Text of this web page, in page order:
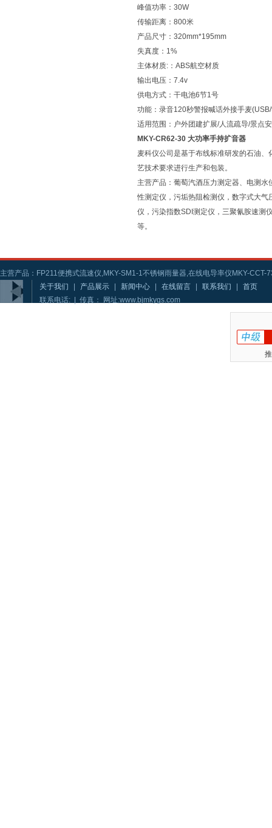
峰值功率：30W
传输距离：800米
产品尺寸：320mm*195mm
失真度：1%
主体材质:：ABS航空材质
输出电压：7.4v
供电方式：干电池6节1号
功能：录音120秒警报喊话外接手麦
适用范围：户外团建扩展/人流疏导/景点
MKY-CR62-30 大功率手持扩音器
麦科仪公司是基于布线标准研发的石油
艺技术要求进行生产和包装。
主营产品：葡萄汽酒压力测定器、电测
性测定仪，污垢热阻检测仪，数字式大
仪，污染指数SDI测定仪，三聚氰胺速测
等。
主营产品：FP211便携式流速仪,MKY-SM1-1不锈钢雨量器,在线电导率仪MKY-CCT-
关于我们
产品展示 新闻中心 在线留言 联系我们
首页
联系电话: | 传真： 网址:www.bjmkygs.com